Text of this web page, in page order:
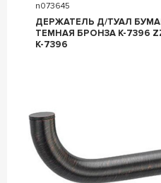
n073645
ДЕРЖАТЕЛЬ Д/ТУАЛ
ТЕМНАЯ БРОНЗА K-7396 ZZ
K-7396